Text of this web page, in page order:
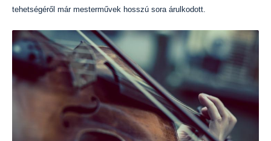
tehetségéről már mesterművek hosszú sora árulkodott.